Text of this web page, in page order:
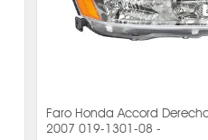
Faro Honda Accord
2007 019-1301-08 -